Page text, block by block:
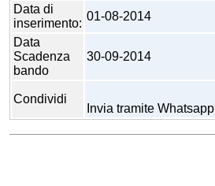
Data di
inserimento:
01-08-2014
Data
Scadenza
bando
30-09-2014
Condividi
Invia tramite Whatsapp